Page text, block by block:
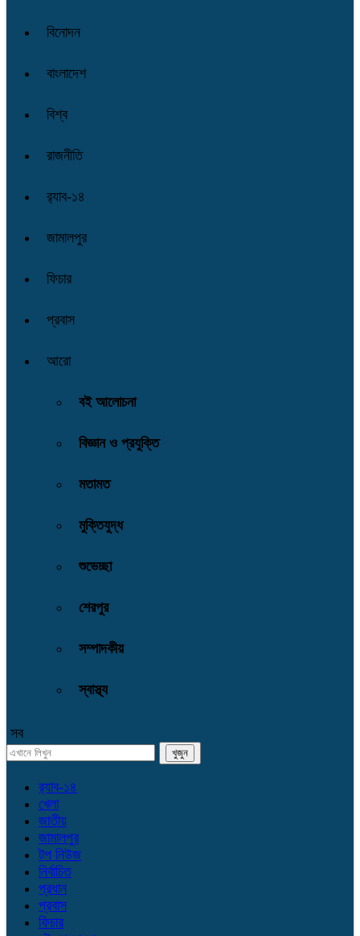
বিনোদন
বাংলাদেশ
বিশ্ব
রাজনীতি
র‌্যাব-১৪
জামালপুর
ফিচার
প্রবাস
আরো
বই আলোচনা
বিজ্ঞান ও প্রযুক্তি
মতামত
মুক্তিযুদ্ধ
শুভেচ্ছা
শেরপুর
সম্পাদকীয়
স্বাস্থ্য
সব
র‌্যাব-১৪
খেলা
জাতীয়
জামালপুর
টপ নিউজ
নির্বাচিত
প্রধান
প্রবাস
ফিচার